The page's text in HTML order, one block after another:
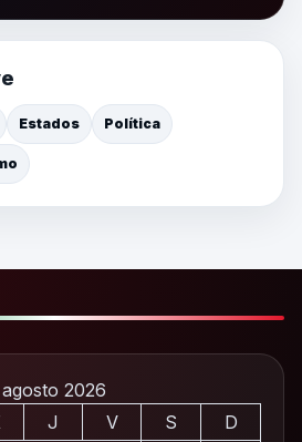
Estados Política
agosto 2026
J V S
D